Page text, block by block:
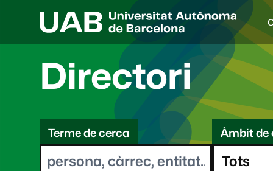
I
d
i
a
e
l
e
Directori
C
eTerme de cerca Àmbit de